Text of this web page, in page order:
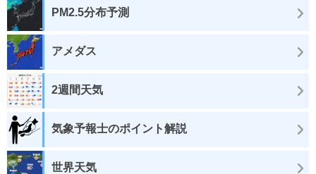
PM2.5分布予測
アメダス
2週間天気
気象予報士のポイント解説
世界天気